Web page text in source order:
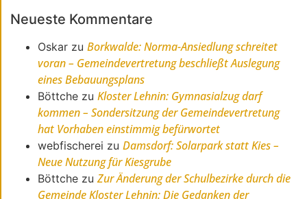
Neueste Kommentare
Oskar zu Borkwalde: Norma-Ansiedlung schreitet
voran – Gemeindevertretung beschließt Auslegung
eines Bebauungsplans
Böttche zu Kloster Lehnin: Gymnasialzug darf
kommen – Sondersitzung der Gemeindevertretung
hat Vorhaben einstimmig befürwortet
webfischerei zu Damsdorf: Solarpark statt Kies –
Neue Nutzung für Kiesgrube
Böttche zuZur Änderung der Schulbezirke durch die
Gemeinde Kloster Lehnin: Die Gedanken der